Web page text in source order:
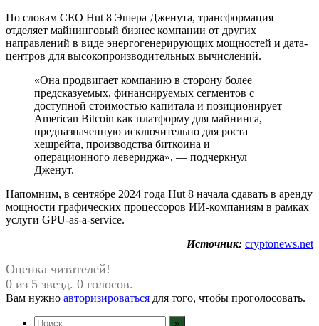
По словам CEO Hut 8 Эшера Дженута, трансформация
отделяет майнинговый бизнес компании от других
направлений в виде энергогенерирующих мощностей и дата-
центров для высокопроизводительных вычислений.
«Она продвигает компанию в сторону более
предсказуемых, финансируемых сегментов с
доступной стоимостью капитала и позиционирует
American Bitcoin как платформу для майнинга,
предназначенную исключительно для роста
хешрейта, производства биткоина и
операционного левериджа», — подчеркнул
Дженут.
Напомним, в сентябре 2024 года Hut 8 начала сдавать в аренду
мощности графических процессоров ИИ-компаниям в рамках
услуги GPU-as-a-service.
Источник: cryptonews.net
Оценка читателей!
0 из 5 звезд. 0 голосов.
Вам нужно авторизироваться для того, чтобы проголосовать.